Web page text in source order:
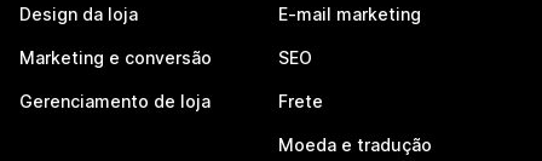
Design da loja
Marketing e conversão
Gerenciamento de loja
E-mail marketing
SEO
Frete
Moeda e tradução